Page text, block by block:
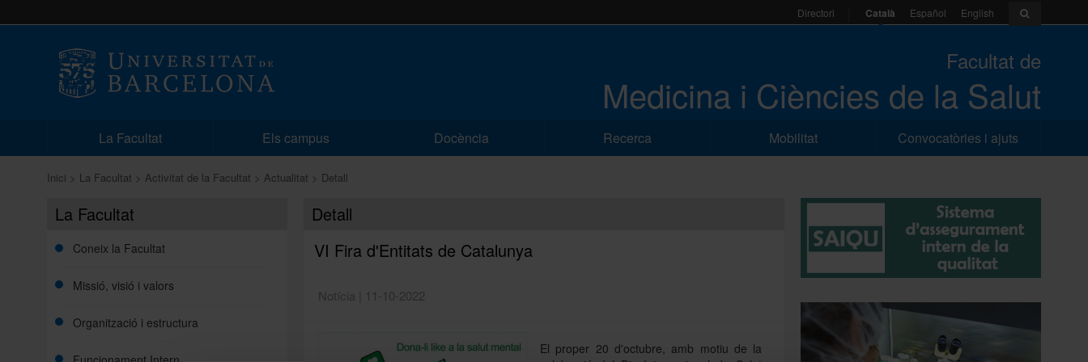
Directori Català Español English
Facultat de
Medicina i Ciències de la Salut
La Facultat Els campus Docència Recerca Mobilitat Convocatòries i ajuts
Inici La Facultat Activitat de la Facultat Actualitat Detall
La Facultat
Coneix la Facultat
Missió, visió i valors
Organització i estructura
Detall
VI Fira d'Entitats de Catalunya
Notícia | 11-10-2022
El proper 20 d'octubre, amb motiu de la